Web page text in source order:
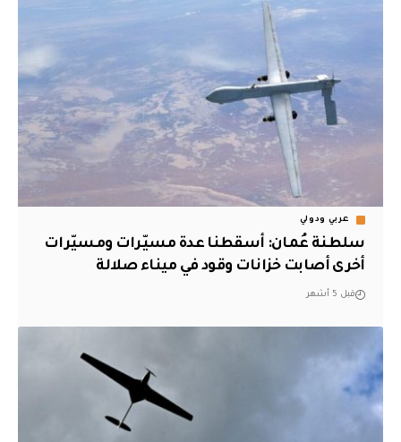
عربي ودولي
‏سلطنة عُمان: أسقطنا عدة مسيّرات ومسيّرات
أخرى أصابت خزانات وقود في ميناء صلالة
قبل 5 أشهر